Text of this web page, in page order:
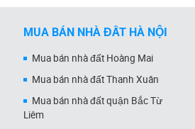
MUA BÁN NHÀ ĐẤT HÀ NỘI
Mua bán nhà đất Hoàng Mai
Mua bán nhà đất Thanh Xuân
Mua bán nhà đất quận Bắc Từ
Liêm